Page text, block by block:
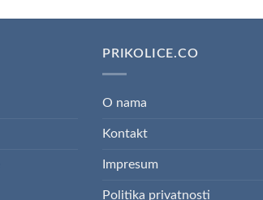
PRIKOLICE.CO
O nama
Kontakt
Impresum
Politika privatnosti